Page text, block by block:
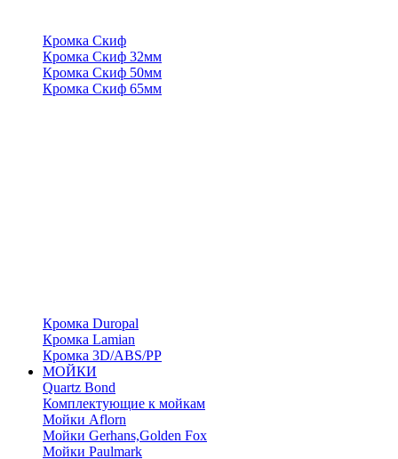
Кромка Скиф
Кромка Скиф 32мм
Кромка Скиф 50мм
Кромка Скиф 65мм
Кромка Duropal
Кромка Lamian
Кромка 3D/ABS/PP
МОЙКИ
Quartz Bond
Комплектующие к мойкам
Мойки Aflorn
Мойки Gerhans,Golden Fox
Мойки Paulmark